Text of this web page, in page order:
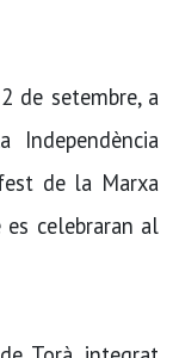
de setembre, a
de la Marxa
celebraran al